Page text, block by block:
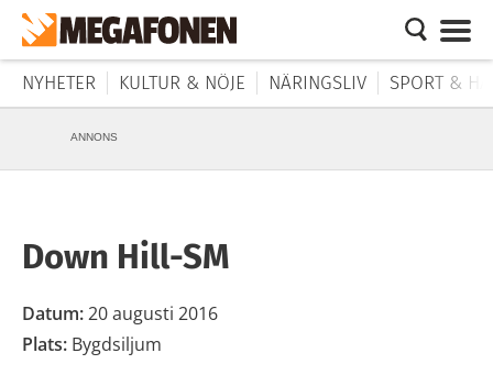
NYHETER KULTUR & NÖJE NÄRINGSLIV SPORT &
ANNONS
Down Hill-SM
Datum:20 augusti 2016
Plats: Bygdsiljum